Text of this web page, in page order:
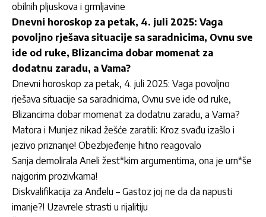
obilnih pljuskova i grmljavine
Dnevni horoskop za petak, 4. juli 2025: Vaga
povoljno rješava situacije sa saradnicima, Ovnu sve
ide od ruke, Blizancima dobar momenat za
dodatnu zaradu, a Vama?
Dnevni horoskop za petak, 4. juli 2025: Vaga povoljno
rješava situacije sa saradnicima, Ovnu sve ide od ruke,
Blizancima dobar momenat za dodatnu zaradu, a Vama?
Matora i Munjez nikad žešće zaratili: Kroz svađu izašlo i
jezivo priznanje! Obezbjeđenje hitno reagovalo
Sanja demolirala Aneli žest*kim argumentima, ona je urn*še
najgorim prozivkama!
Diskvalifikacija za Anđelu – Gastoz joj ne da da napusti
imanje?! Uzavrele strasti u rijalitiju